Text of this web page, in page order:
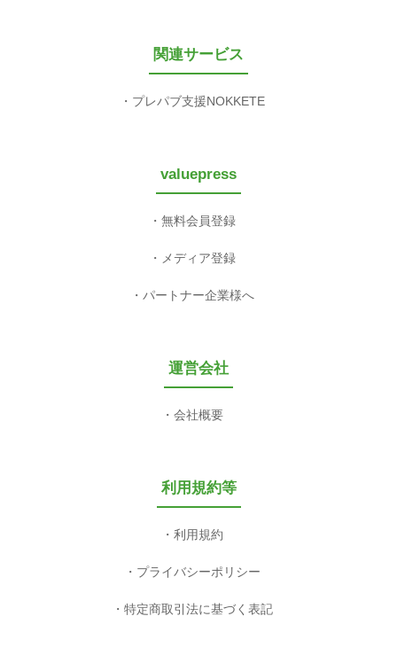
関連サービス
プレパブ支援NOKKETE
valuepress
無料会員登録
メディア登録
パートナー企業様へ
運営会社
会社概要
利用規約等
利用規約
プライバシーポリシー
特定商取引法に基づく表記